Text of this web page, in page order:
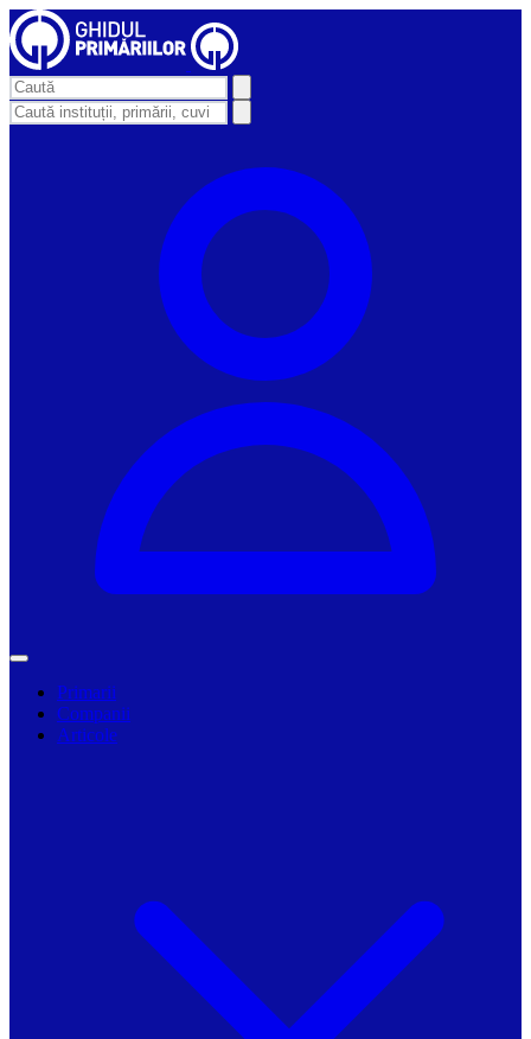
Primarii
Companii
Articole